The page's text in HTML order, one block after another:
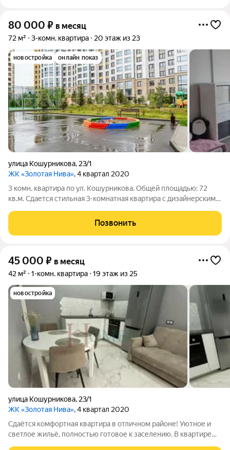
80 000 ₽ в месяц
72 м² 3-комн. квартира 20 этаж из 23
новостройка онлайн показ
улица Кошурникова, 23/1
ЖК «Золотая Нива», 4 квартал 2020
3 комн. квартира по ул. Кошурникова. Общей площадью: 72
кв.м. Сдается стильная 3-комнатная квартира с дизайнерским
Площадь 72 м?. Просторная кухня-гостиная 25 м? удобное
пространство для отдыха и
Позвонить
45 000 ₽ в месяц
42 м² 1-комн. квартира 19 этаж из 25
новостройка
улица Кошурникова, 23/1
ЖК «Золотая Нива», 4 квартал 2020
Сдаётся комфортная квартира в отличном районе! Уютное и
светлое жильё, полностью готовое к заселению. В квартире